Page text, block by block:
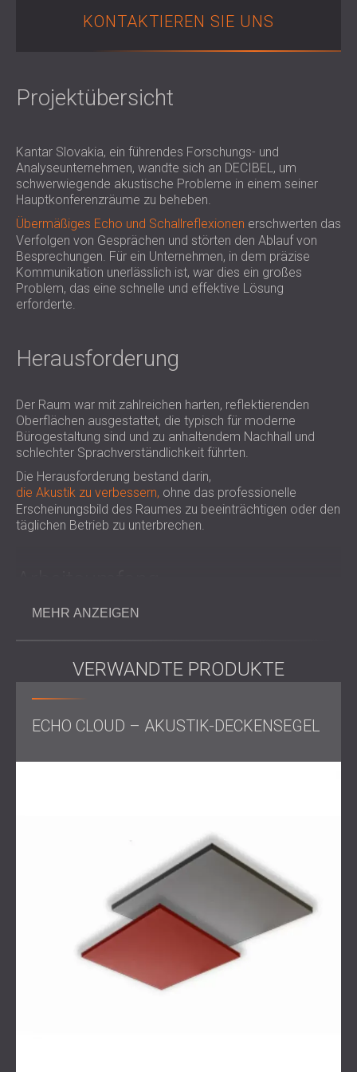
SCHALLSCHUTZ UND AKUSTIK FÜR
HALLEN
SCHALLDÄMMUNG UND
EINZELHANDELSFLÄCHEN
SCHALLSCHUTZ UND AKUSTIK FÜR
SCHALLSCHUTZ UND AKUSTIK FÜR
GESUNDHEITSEINRICHTUNGE
SCHALLSCHUTZ UND
AKUSTIKLÖSUNGEN FÜR DEN
AUDIOLOGIEBEREICH
SCHALLDÄMMUNG UND
AKUSTIKLÖSUNGEN FÜR
RECHENZENTREN
POLAND (PL)
РОССИЯ (RU)
SOUTH AFRICA (ZA)
KONTAKTIEREN SIE UNS
Projektübersicht
Kantar Slovakia, ein führendes Forschungs- und
Analyseunternehmen, wandte sich an DECIBEL, um
schwerwiegende akustische Probleme in einem seiner
Hauptkonferenzräume zu beheben.
Übermäßiges Echo und Schallreflexionen erschwerten das
Verfolgen von Gesprächen und störten den Ablauf von
Besprechungen. Für ein Unternehmen, in dem präzise
Kommunikation unerlässlich ist, war dies ein großes
Problem, das eine schnelle und effektive Lösung
erforderte.
Herausforderung
Der Raum war mit zahlreichen harten, reflektierenden
Oberflächen ausgestattet, die typisch für moderne
Bürogestaltung sind und zu anhaltendem Nachhall und
schlechter Sprachverständlichkeit führten.
Die Herausforderung bestand darin,
die Akustik zu verbessern, ohne das professionelle
Erscheinungsbild des Raumes zu beeinträchtigen oder den
täglichen Betrieb zu unterbrechen.
Deckenakustikplatten
Lieferung und Montage der Paneeleinnerhalb eines
Arbeitstages
schallabsorbierenden Eigenschaften und ihres eleganten
Designs ausgewählt, das sich nahtlos in die bestehende
einfügt.
Der Installationsvorgang verlief schnell und präzise und
sorgte für eine minimale Unterbrechung des Arbeitsablaufs
MEHR ANZEIGEN
VERWANDTE PRODUKTE
ECHO CLOUD – AKUSTIK-DECKENSEGEL